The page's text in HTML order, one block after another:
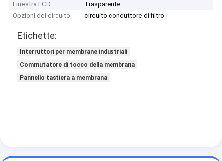
Finestra LCD
Trasparente
Opzioni del circuito
circuito conduttore di filtro
Etichette:
Interruttori per membrane industriali
Commutatore di tocco della membrana
Pannello tastiera a membrana